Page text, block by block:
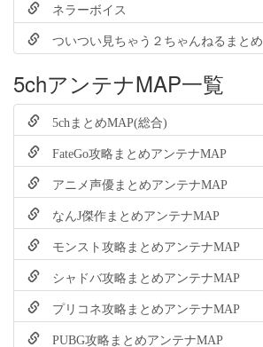
ネラーボイス
ついつい見ちゃう２ちゃんねるまとめ
5chアンテナMAP一覧
5chまとめMAP(総合)
FateGo攻略まとめアンテナMAP
アニメ声優まとめアンテナMAP
なんJ傑作まとめアンテナMAP
モンスト攻略まとめアンテナMAP
シャドバ攻略まとめアンテナMAP
プリコネ攻略まとめアンテナMAP
PUBG攻略まとめアンテナMAP